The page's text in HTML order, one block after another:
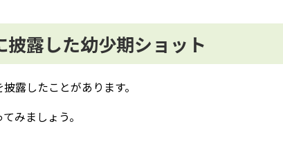
露した幼少期ショット
露したことがあります。
みましょう。